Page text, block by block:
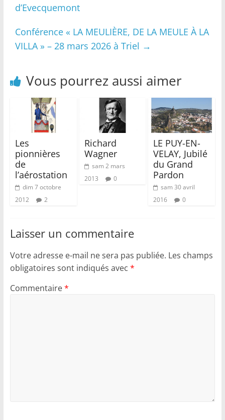
d’Evecquemont
Conférence « LA MEULIÈRE, DE LA MEULE À LA
VILLA » – 28 mars 2026 à Triel →
Vous pourrez aussi aimer
Les
pionnières
de
l’aérostation
dim 7 octobre
2012
2
Richard
Wagner
sam 2 mars
2013
0
LE PUY-EN-
VELAY, Jubilé
du Grand
Pardon
sam 30 avril
2016
0
Laisser un commentaire
Votre adresse e-mail ne sera pas publiée. Les champs
obligatoires sont indiqués avec *
Commentaire*